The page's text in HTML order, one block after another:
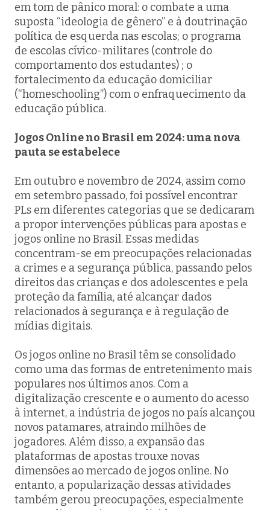
em tom de pânico moral: o combate a uma
suposta “ideologia de gênero” e à doutrinação
política de esquerda nas escolas; o programa
de escolas cívico-militares (controle do
comportamento dos estudantes) ; o
fortalecimento da educação domiciliar
(“homeschooling”) com o enfraquecimento da
educação pública.
Jogos Online no Brasil em 2024: uma nova
pauta se estabelece
Em outubro e novembro de 2024, assim como
em setembro passado, foi possível encontrar
PLs em diferentes categorias que se dedicaram
a propor intervenções públicas para apostas e
jogos online no Brasil. Essas medidas
concentram-se em preocupações relacionadas
a crimes e a segurança pública, passando pelos
direitos das crianças e dos adolescentes e pela
proteção da família, até alcançar dados
relacionados à segurança e à regulação de
mídias digitais.
Os jogos online no Brasil têm se consolidado
como uma das formas de entretenimento mais
populares nos últimos anos. Com a
digitalização crescente e o aumento do acesso
à internet, a indústria de jogos no país alcançou
novos patamares, atraindo milhões de
jogadores. Além disso, a expansão das
plataformas de apostas trouxe novas
dimensões ao mercado de jogos online. No
entanto, a popularização dessas atividades
também gerou preocupações, especialmente